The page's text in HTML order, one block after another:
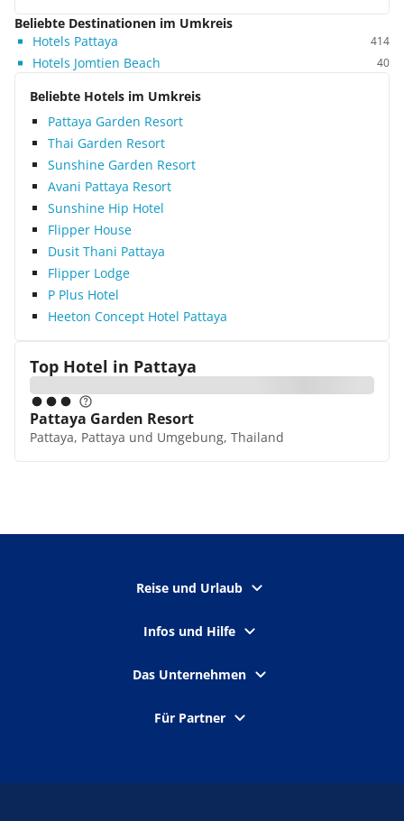
Beliebte Destinationen im Umkreis
Hotels Pattaya
414
Hotels Jomtien Beach 40
Beliebte Hotels im Umkreis
Pattaya Garden Resort
Thai Garden Resort
Sunshine Garden Resort
Avani Pattaya Resort
Sunshine Hip Hotel
Flipper House
Dusit Thani Pattaya
Flipper Lodge
P Plus Hotel
Heeton Concept Hotel Pattaya
Top Hotel in Pattaya
Pattaya Garden Resort
Pattaya, Pattaya und Umgebung, Thailand
Reise und Urlaub
Infos und Hilfe
Das Unternehmen
Für Partner